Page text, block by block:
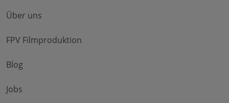
Über uns
FPV Filmproduktion
Blog
Jobs